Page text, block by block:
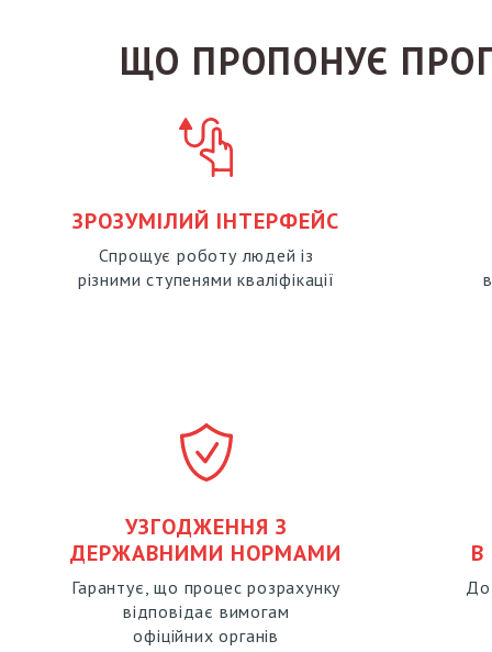
ЩО ПРОПОНУЄ
ЗРОЗУМІЛИЙ ІНТЕРФЕЙС
Спрощує роботу людей із
різними ступенями кваліфікації
УЗГОДЖЕННЯ З
ДЕРЖАВНИМИ НОРМАМИ
Гарантує, що процес розрахунку
відповідає вимогам
офіційних органів
В